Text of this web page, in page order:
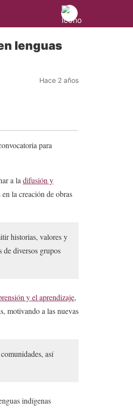
lenguas
Hace 2 años
para
a la difusión y
la creación de obras
historias, valores y
de diversos grupos
y el aprendizaje,
motivando a las nuevas
así
indígenas